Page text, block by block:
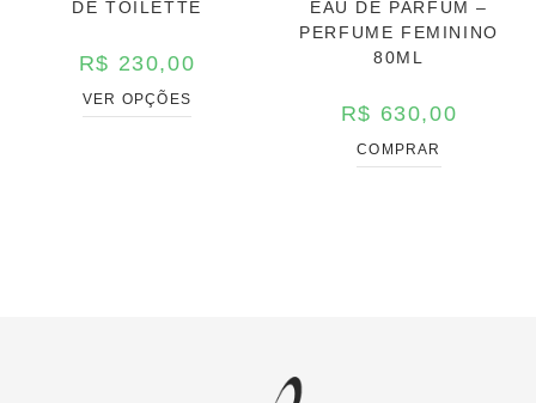
DE TOILETTE
R$ 230,00
VER OPÇÕES
EAU DE PARFUM –
PERFUME FEMININO
80ML
R$ 630,00
COMPRAR